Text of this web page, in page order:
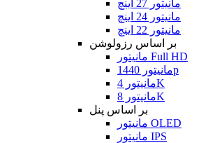
مانیتور 27 اینچ
مانیتور 24 اینچ
مانیتور 22 اینچ
بر اساس رزولوشن
مانیتور Full HD
مانیتور 1440p
مانیتور 4K
مانیتور 8K
بر اساس پنل
مانیتور OLED
مانیتور IPS